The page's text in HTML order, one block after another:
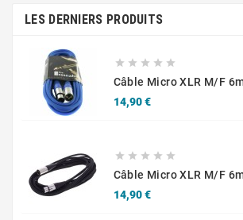
LES DERNIERS PRODUITS
    
14,90 €Prix
    
14,90 €Prix